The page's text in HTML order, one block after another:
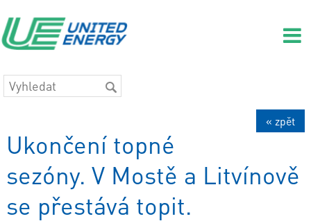
« zpět
Ukončení topné
sezóny. V Mostě a Litvínově
se přestává topit.